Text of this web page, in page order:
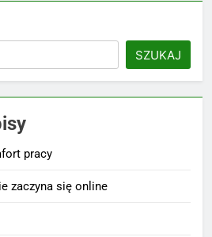
SZUKAJ
pracy
zaczyna się online